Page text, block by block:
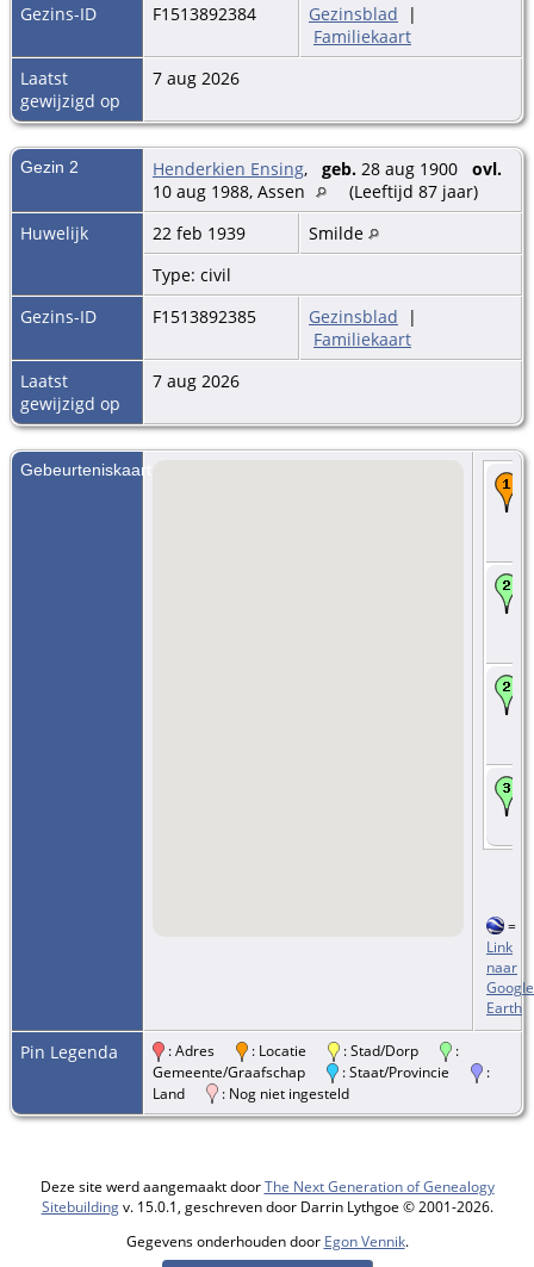
Gezins-ID
F1513892384 Gezinsblad |
Familiekaart
Laatst
gewijzigd op
7 aug 2026
Gezin 2 Henderkien Ensing, geb. 28 aug 1900 ovl.
10 aug 1988, Assen
(Leeftijd 87 jaar)
Huwelijk
22 feb 1939
Smilde
Type: civil
Gezins-ID
F1513892385 Gezinsblad |
Familiekaart
Laatst
gewijzigd op
7 aug 2026
Gebeurteniskaart
=
Link
naar
Google
Earth
Pin Legenda : Adres : Locatie : Stad/Dorp
:
Gemeente/Graafschap
: Staat/Provincie
:
Land
: Nog niet ingesteld
Deze site werd aangemaakt doorThe Next Generation of Genealogy
Sitebuildingv. 15.0.1, geschreven door Darrin Lythgoe © 2001-2026.
Gegevens onderhouden door Egon Vennik.